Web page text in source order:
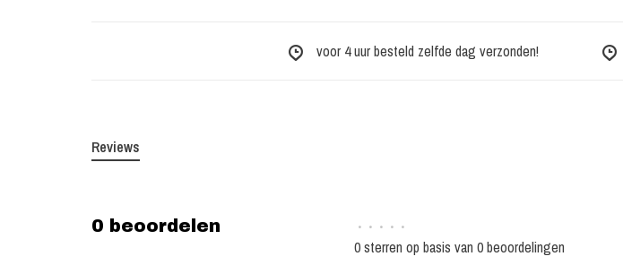
voor 4 uur besteld zelfde dag verzonden!
Reviews
0 beoordelen • • • • •
0 sterren op basis van 0 beoordelingen